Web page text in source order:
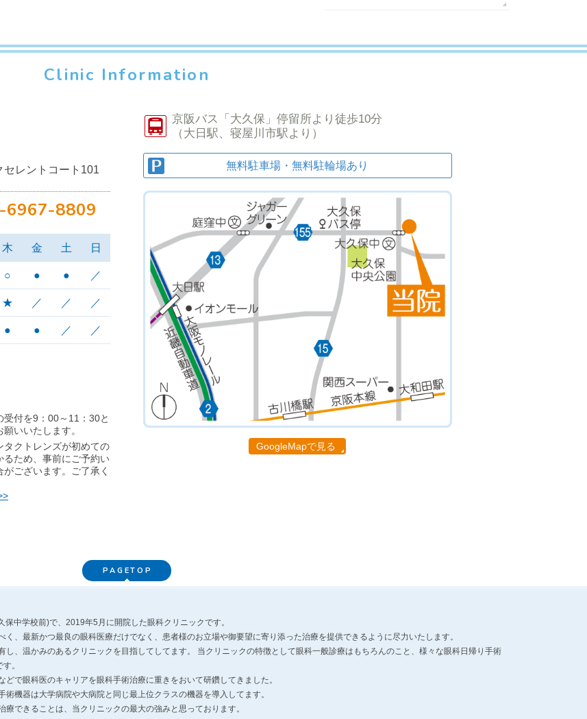
Clinic Information
セレントコート101
6967-8809
木 金 土 日
○ ● ● ／
★ ／ ／ ／
● ● ／ ／
受付を9：00～11：30と
いいたします。
タクトレンズが初めての
ため、事前にご予約い
ございます。ご了承く
京阪バス 「大久保」停留所より 徒歩10分
（ 大日駅、寝屋川市駅より）
無料駐車場・無料駐輪場あり
GoogleMapで見る
PAGETOP
中学校前)で、2019年5月に開院した眼科クリニックです。
、最新かつ最良の眼科医療だけでなく、患者様のお立場や御要望に寄り添った治療を提供できるように尽力いたします。
、温かみのあるクリニックを目指してしてます。 当クリニックの特徴として眼科一般診療はもちろんのこと、様々な眼科日帰り手術
。
で眼科医のキャリアを眼科手術治療に重きをおいて研鑽してきました。
機器は大学病院や大病院と同じ最上位クラスの機器を導入してます。
できることは、当クリニックの最大の強みと思っております。